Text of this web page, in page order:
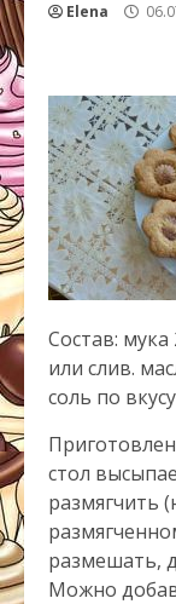
Elena
Состав:
или слив.
соль по
стол
размягчить
размешать,
Можно